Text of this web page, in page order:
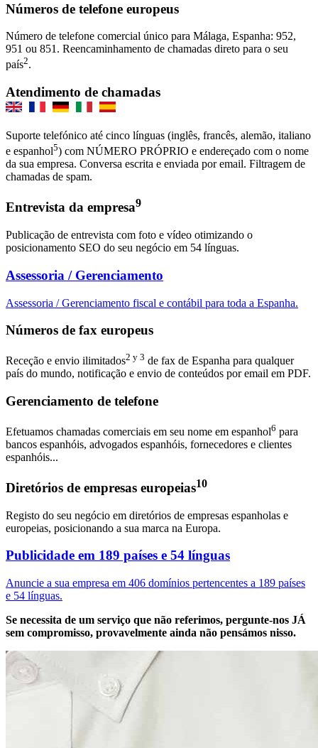
Números de telefone europeus
Número de telefone comercial único para Málaga, Espanha: 952,
951 ou 851. Reencaminhamento de chamadas direto para o seu
país2.
Atendimento de chamadas
Suporte telefónico até cinco línguas (inglês, francês, alemão, italiano
e espanhol5) com NÚMERO PRÓPRIO e endereçado com o nome
da sua empresa. Conversa escrita e enviada por email. Filtragem de
chamadas de spam.
Entrevista da empresa9
Publicação de entrevista com foto e vídeo otimizando o
posicionamento SEO do seu negócio em 54 línguas.
Assessoria / Gerenciamento
Assessoria / Gerenciamento fiscal e contábil para toda a Espanha.
Números de fax europeus
Receção e envio ilimitados2 y 3 de fax de Espanha para qualquer
país do mundo, notificação e envio de conteúdos por email em PDF.
Gerenciamento de telefone
Efetuamos chamadas comerciais em seu nome em espanhol6 para
bancos espanhóis, advogados espanhóis, fornecedores e clientes
espanhóis...
Diretórios de empresas europeias10
Registo do seu negócio em diretórios de empresas espanholas e
europeias, posicionando a sua marca na Europa.
Publicidade em 189 países e 54 línguas
Anuncie a sua empresa em 406 domínios pertencentes a 189 países
e 54 línguas.
Se necessita de um serviço que não referimos, pergunte-nos JÁ
sem compromisso, provavelmente ainda não pensámos nisso.